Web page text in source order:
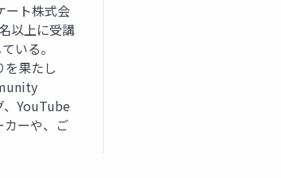
ート株式会
以上に受講
いる。
を果たし
、YouTube
カーや、ご